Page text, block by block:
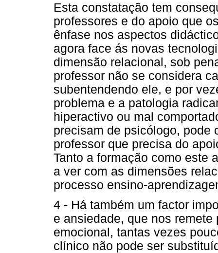
Esta constatação tem
professores e do apoio que
ênfase nos aspectos
agora face ás novas
dimensão relacional, sob
professor não se considera
subentendendo ele, e por
problema e a patologia
hiperactivo ou mal
precisam de psicólogo, pode
professor que precisa do
Tanto a formação como este
a ver com as dimensões
processo ensino-
4 - Há também um factor
e ansiedade, que nos
emocional, tantas vezes
clínico não pode ser